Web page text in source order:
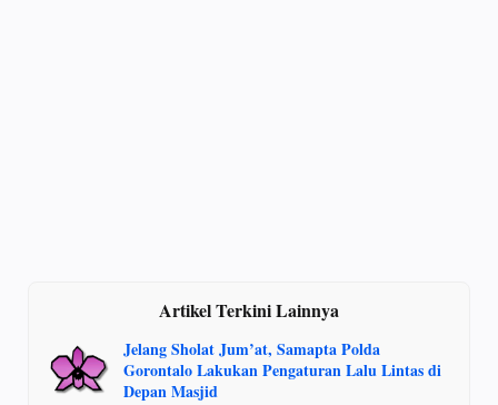
Artikel Terkini Lainnya
Jelang Sholat Jum’at, Samapta Polda
Gorontalo Lakukan Pengaturan Lalu Lintas di
Depan Masjid